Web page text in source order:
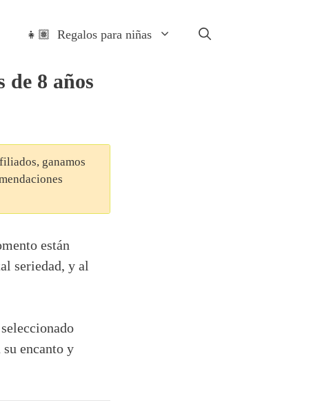
👧🏽 Regalos para niñas
de 8 años
ganamos
están
seriedad, y al
encanto y